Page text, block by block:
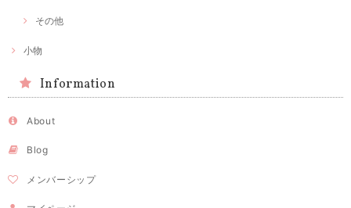
その他
小物
Information
About
Blog
メンバーシップ